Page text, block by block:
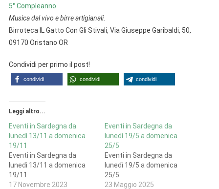
5° Compleanno
Musica dal vivo e birre artigianali.
Birroteca IL Gatto Con Gli StivaIi, Via Giuseppe Garibaldi, 50,
09170 Oristano OR
Condividi per primo il post!
condividi condividi condividi
Leggi altro...
Eventi in Sardegna da
lunedì 13/11 a domenica
19/11
Eventi in Sardegna da
lunedì 13/11 a domenica
19/11
17 Novembre 2023
Eventi in Sardegna da
lunedì 19/5 a domenica
25/5
Eventi in Sardegna da
lunedì 19/5 a domenica
25/5
23 Maggio 2025